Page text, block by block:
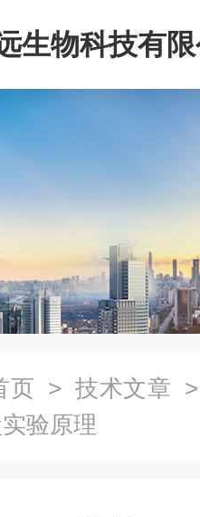
生物科技有
页 > 技术文章
验原理